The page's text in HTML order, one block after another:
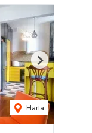
Harta
Next